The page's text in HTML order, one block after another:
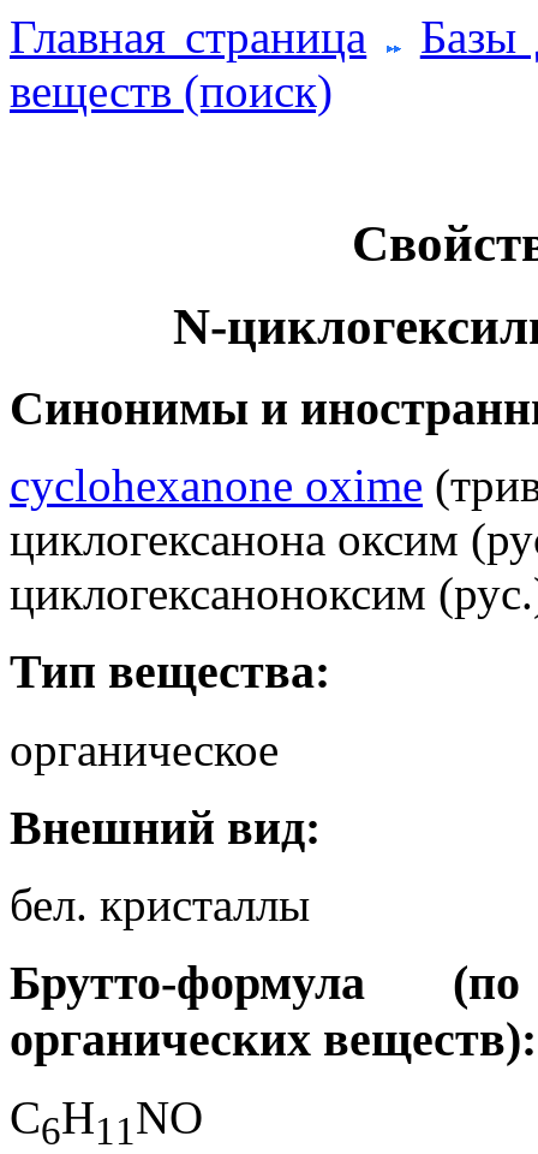
Главная страница
Базы
веществ (поиск)
N-
Синонимы и
cyclohexanone oxime
циклогексанона оксим
циклогексаноноксим
Тип вещества:
органическое
Внешний вид:
бел. кристаллы
Брутто-формула
органических веществ):
C6H1 1NO